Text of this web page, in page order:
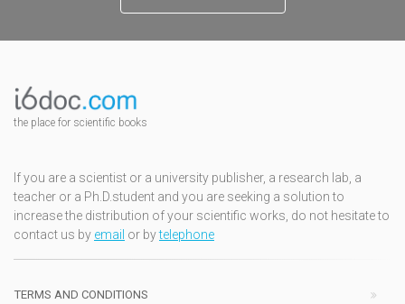
the place for scientific books
If you are a scientist or a university publisher, a research lab, a
teacher or a Ph.D.student and you are seeking a solution to
increase the distribution of your scientific works, do not hesitate to
contact us by email or bytelephone
TERMS AND CONDITIONS